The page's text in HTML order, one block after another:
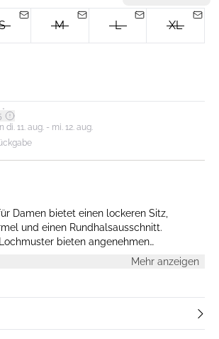
M L XL
*
11. aug. - mi. 12. aug.
Damen bietet einen lockeren Sitz,
und einen Rundhalsausschnitt.
bieten angenehmen
vielfältige Kombinationsmöglichkeiten.
Mehr anzeigen